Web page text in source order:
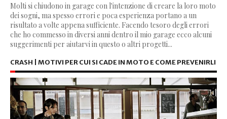
Molti si chiudono in garage con l'intenzione di creare la loro moto
dei sogni, ma spesso errori e poca esperienza portano a un
risultato a volte appena sufficiente. Facendo tesoro degli errori
che ho commesso in diversi anni dentro il mio garage ecco alcuni
suggerimenti per aiutarvi in questo o altri progetti...
CRASH | MOTIVI PER CUI SI CADE IN MOTO E COME PREVENIRLI